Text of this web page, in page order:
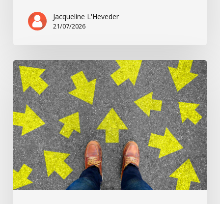
Jacqueline L'Heveder
21/07/2026
Ça
commence
avec
Villarsbrandis…